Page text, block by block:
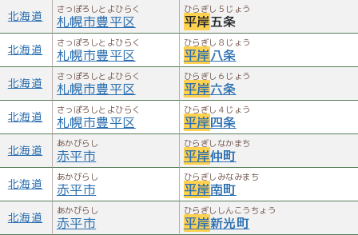
札幌法務局南出張所（平岸1-22）／独立行政法人土木研究所
寒地土木研究所（平岸1-3）／札幌市豊平消防署平岸出張所
（平岸1-11）／平岸プール（平岸5-14）／平岸高台テニス
コート（札幌市水道局平岸配水池上）（平岸5-19）／相馬神
社 (札幌市)（平岸2-18）／平岸天満宮（平岸2-16）／平岸
霊園（平岸5-15）／澄川墓地（平岸2-18）
企業
エフエムとよひら（FMアップル）（平岸2-5）／ゲームドゥ
（平岸2-6）／東光ストア（平岸1-1）／エルディ（平岸1-
1）／トミーウォーカー（平岸3-5）／はるやまチェーン（平
岸2-9）／平岸ハイヤー（平岸2-4）／ハドソンの創業地。ま
た、かつてはラルズ（平岸1-1）やHTB北海道テレビ（平岸
北海道 さっぽろしとよひらく
札幌市豊平区
ひらぎし５じょう
平岸五条
北海道 さっぽろしとよひらく
札幌市豊平区
ひらぎし８じょう
平岸八条
北海道 さっぽろしとよひらく
札幌市豊平区
ひらぎし６じょう
平岸六条
北海道 さっぽろしとよひらく
札幌市豊平区
ひらぎし４じょう
平岸四条
北海道 あかびらし
赤平市
ひらぎしなかまち
平岸仲町
北海道 あかびらし
赤平市
ひらぎしみなみまち
平岸南町
北海道 あかびらし
赤平市
ひらぎししんこうちょう
平岸新光町